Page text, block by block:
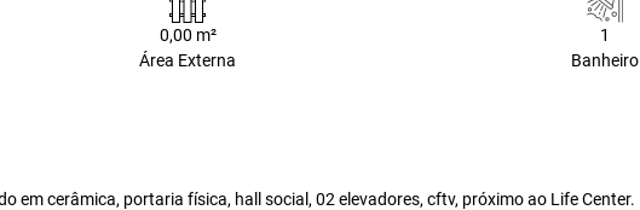
0,00 m²
Área Externa
1
Banheiro
em cerâmica, portaria física, hall social, 02 elevadores, cftv, próximo ao Life Center.